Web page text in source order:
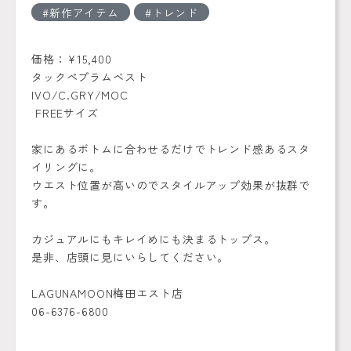
新作アイテム トレンド
価格：¥15,400
タックペプラムベスト
IVO/C.GRY/MOC
FREEサイズ
家にあるボトムに合わせるだけでトレンド感あるスタ
イリングに。
ウエスト位置が高いのでスタイルアップ効果が抜群で
す。
カジュアルにもキレイめにも決まるトップス。
是非、店頭に見にいらしてください。
LAGUNAMOON梅田エスト店
06-6376-6800